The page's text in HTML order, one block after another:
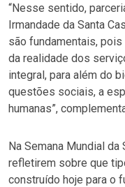
“Nesse sentido,
Irmandade da Santa
são fundamentais,
da realidade dos
integral, para além do
questões sociais, a
humanas”,
Na Semana Mundial
refletirem sobre que
construído hoje para o